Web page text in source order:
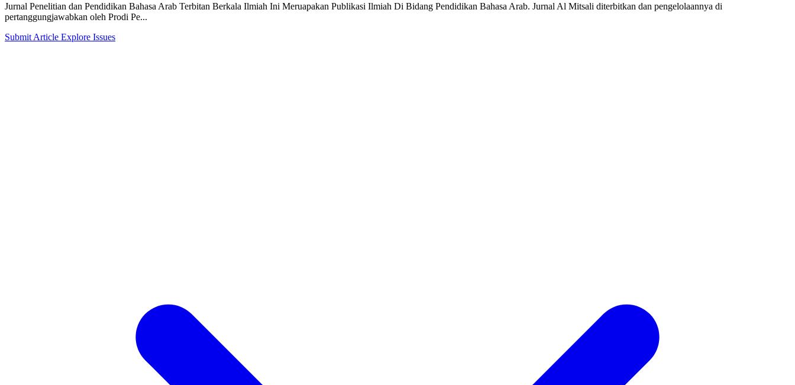
Jurnal Penelitian dan Pendidikan Bahasa Arab Terbitan Berkala Ilmiah Ini Meruapakan Publikasi Ilmiah Di Bidang Pendidikan Bahasa Arab. Jurnal Al Mitsali diterbitkan dan pengelolaannya di
pertanggungjawabkan oleh Prodi Pe...
Submit Article Explore Issues